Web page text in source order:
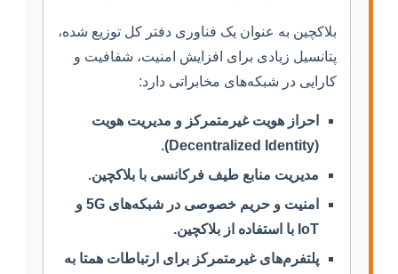
بلاکچین به عنوان یک فناوری دفتر کل توزیع شده،
پتانسیل زیادی برای افزایش امنیت، شفافیت و
کارایی در شبکه‌های مخابراتی دارد:
احراز هویت غیرمتمرکز و مدیریت هویت
(Decentralized Identity).
مدیریت منابع طیف فرکانسی با بلاکچین.
امنیت و حریم خصوصی در شبکه‌های 5G و
IoT با استفاده از بلاکچین.
پلتفرم‌های غیرمتمرکز برای ارتباطات همتا به